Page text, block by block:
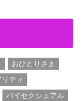
おひとりさま
ティ
バイセクシュアル